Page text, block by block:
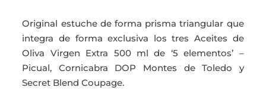
Original estuche de forma prisma triangular que
integra de forma exclusiva los tres Aceites de
Oliva Virgen Extra 500 ml de ‘5 elementos’ –
Picual, Cornicabra DOP Montes de Toledo y
Secret Blend Coupage.